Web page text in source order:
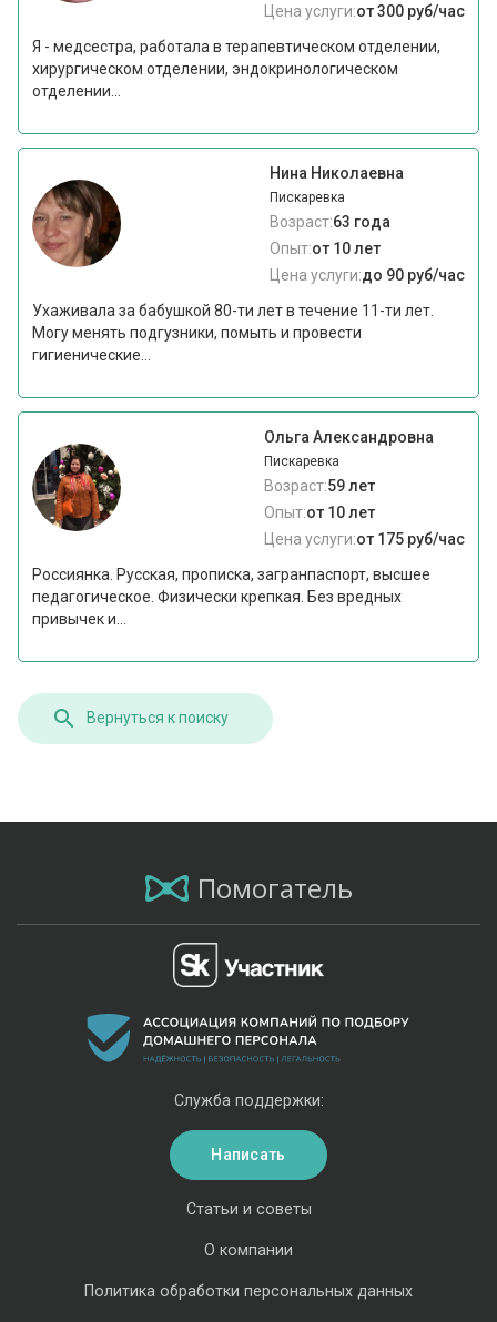
Цена услуги:от 300 руб/час
Я - медсестра, работала в терапевтическом отделении,
хирургическом отделении, эндокринологическом
отделении...
Нина Николаевна
Пискаревка
Возраст:63 года
Опыт:от 10 лет
Цена услуги:до 90 руб/час
Ухаживала за бабушкой 80-ти лет в течение 11-ти лет.
Могу менять подгузники, помыть и провести
гигиенические...
Ольга Александровна
Пискаревка
Возраст:59 лет
Опыт:от 10 лет
Цена услуги:от 175 руб/час
Россиянка. Русская, прописка, загранпаспорт, высшее
педагогическое. Физически крепкая. Без вредных
привычек и...
Вернуться к поиску
Помогатель
Статьи и советы
О компании
Политика обработки персональных данных
Служба поддержки:
Написать